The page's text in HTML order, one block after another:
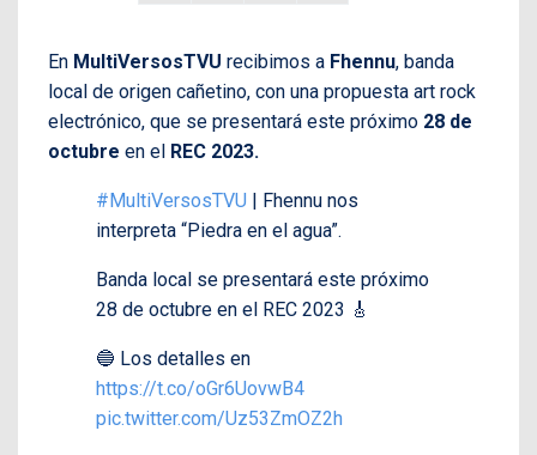
En MultiVersosTVU recibimos a Fhennu, banda
local de origen cañetino, con una propuesta art rock
electrónico, que se presentará este próximo 28 de
octubre en el REC 2023.
#MultiVersosTVU | Fhennu nos
interpreta “Piedra en el agua”.
Banda local se presentará este próximo
28 de octubre en el REC 2023 🎸
🔵 Los detalles en
https://t.co/oGr6UovwB4
pic.twitter.com/Uz53ZmOZ2h